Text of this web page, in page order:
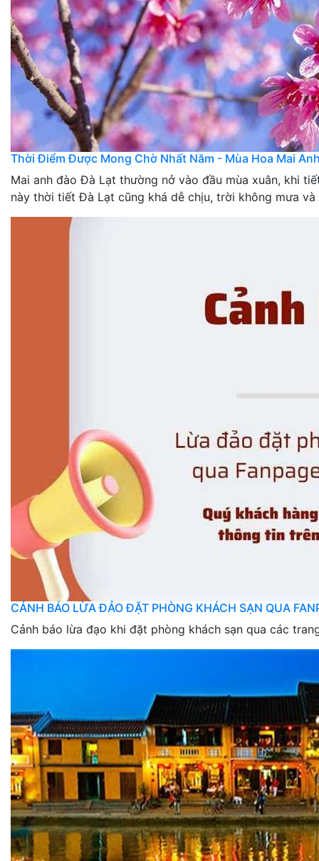
Thời Điểm Được Mong Chờ Nhất Năm - Mùa Hoa Mai
Mai anh đào Đà Lạt thường nở vào đầu mùa xuân, khi
này thời tiết Đà Lạt cũng khá dễ chịu, trời không mưa và
CẢNH BÁO LỪA ĐẢO ĐẶT PHÒNG KHÁCH SẠN QUA
Cảnh báo lừa đạo khi đặt phòng khách sạn qua các